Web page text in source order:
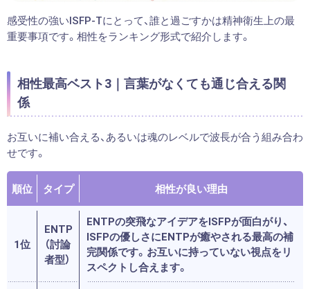
感受性の強いISFP-Tにとって、誰と過ごすかは精神衛生上の最
重要事項です。相性をランキング形式で紹介します。
相性最高ベスト3｜言葉がなくても通じ合える関
係
お互いに補い合える、あるいは魂のレベルで波長が合う組み合わ
せです。
順位 タイプ 相性が良い理由
1位
ENTP
（討論
者型）
ENTPの突飛なアイデアをISFPが面白がり、
ISFPの優しさにENTPが癒やされる最高の補
完関係です。お互いに持っていない視点をリ
スペクトし合えます。